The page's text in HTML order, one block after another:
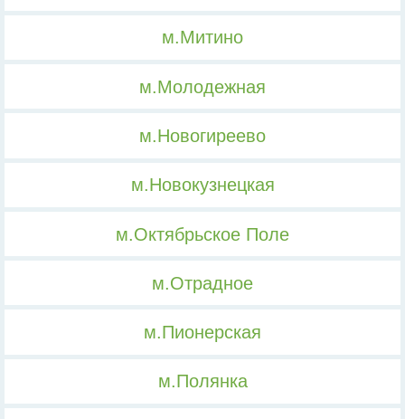
м.Митино
м.Молодежная
м.Новогиреево
м.Новокузнецкая
м.Октябрьское Поле
м.Отрадное
м.Пионерская
м.Полянка